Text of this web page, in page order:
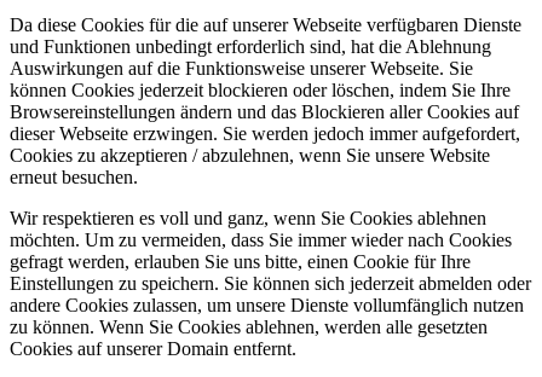
Da diese Cookies für die auf unserer Webseite verfügbaren Dienste
und Funktionen unbedingt erforderlich sind, hat die Ablehnung
Auswirkungen auf die Funktionsweise unserer Webseite. Sie
können Cookies jederzeit blockieren oder löschen, indem Sie Ihre
Browsereinstellungen ändern und das Blockieren aller Cookies auf
dieser Webseite erzwingen. Sie werden jedoch immer aufgefordert,
Cookies zu akzeptieren / abzulehnen, wenn Sie unsere Website
erneut besuchen.
Wir respektieren es voll und ganz, wenn Sie Cookies ablehnen
möchten. Um zu vermeiden, dass Sie immer wieder nach Cookies
gefragt werden, erlauben Sie uns bitte, einen Cookie für Ihre
Einstellungen zu speichern. Sie können sich jederzeit abmelden oder
andere Cookies zulassen, um unsere Dienste vollumfänglich nutzen
zu können. Wenn Sie Cookies ablehnen, werden alle gesetzten
Cookies auf unserer Domain entfernt.